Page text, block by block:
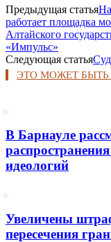
Предыдущая статья
работает площадка
Алтайского
«Импульс»
Следующая статья
ЭТО МОЖЕТ БЫТЬ
В Барнауле
идеологий
Увеличены
пересечения